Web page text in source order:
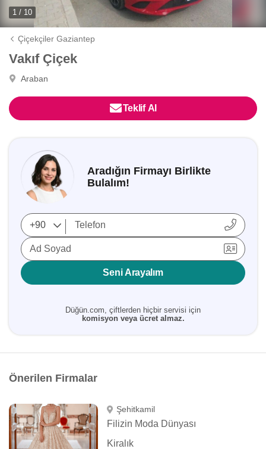
1 / 10
Çiçekçiler Gaziantep
Vakıf Çiçek
Araban
Teklif Al
Aradığın Firmayı Birlikte
Bulalım!
Ad Soyad
Seni Arayalım
Düğün.com, çiftlerden hiçbir servisi için
komisyon veya ücret almaz.
Önerilen Firmalar
Şehitkamil
Filizin Moda Dünyası
Kiralık